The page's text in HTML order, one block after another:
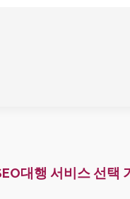
대행 서비스 선택